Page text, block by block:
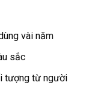
vài năm
sắc
tượng từ người